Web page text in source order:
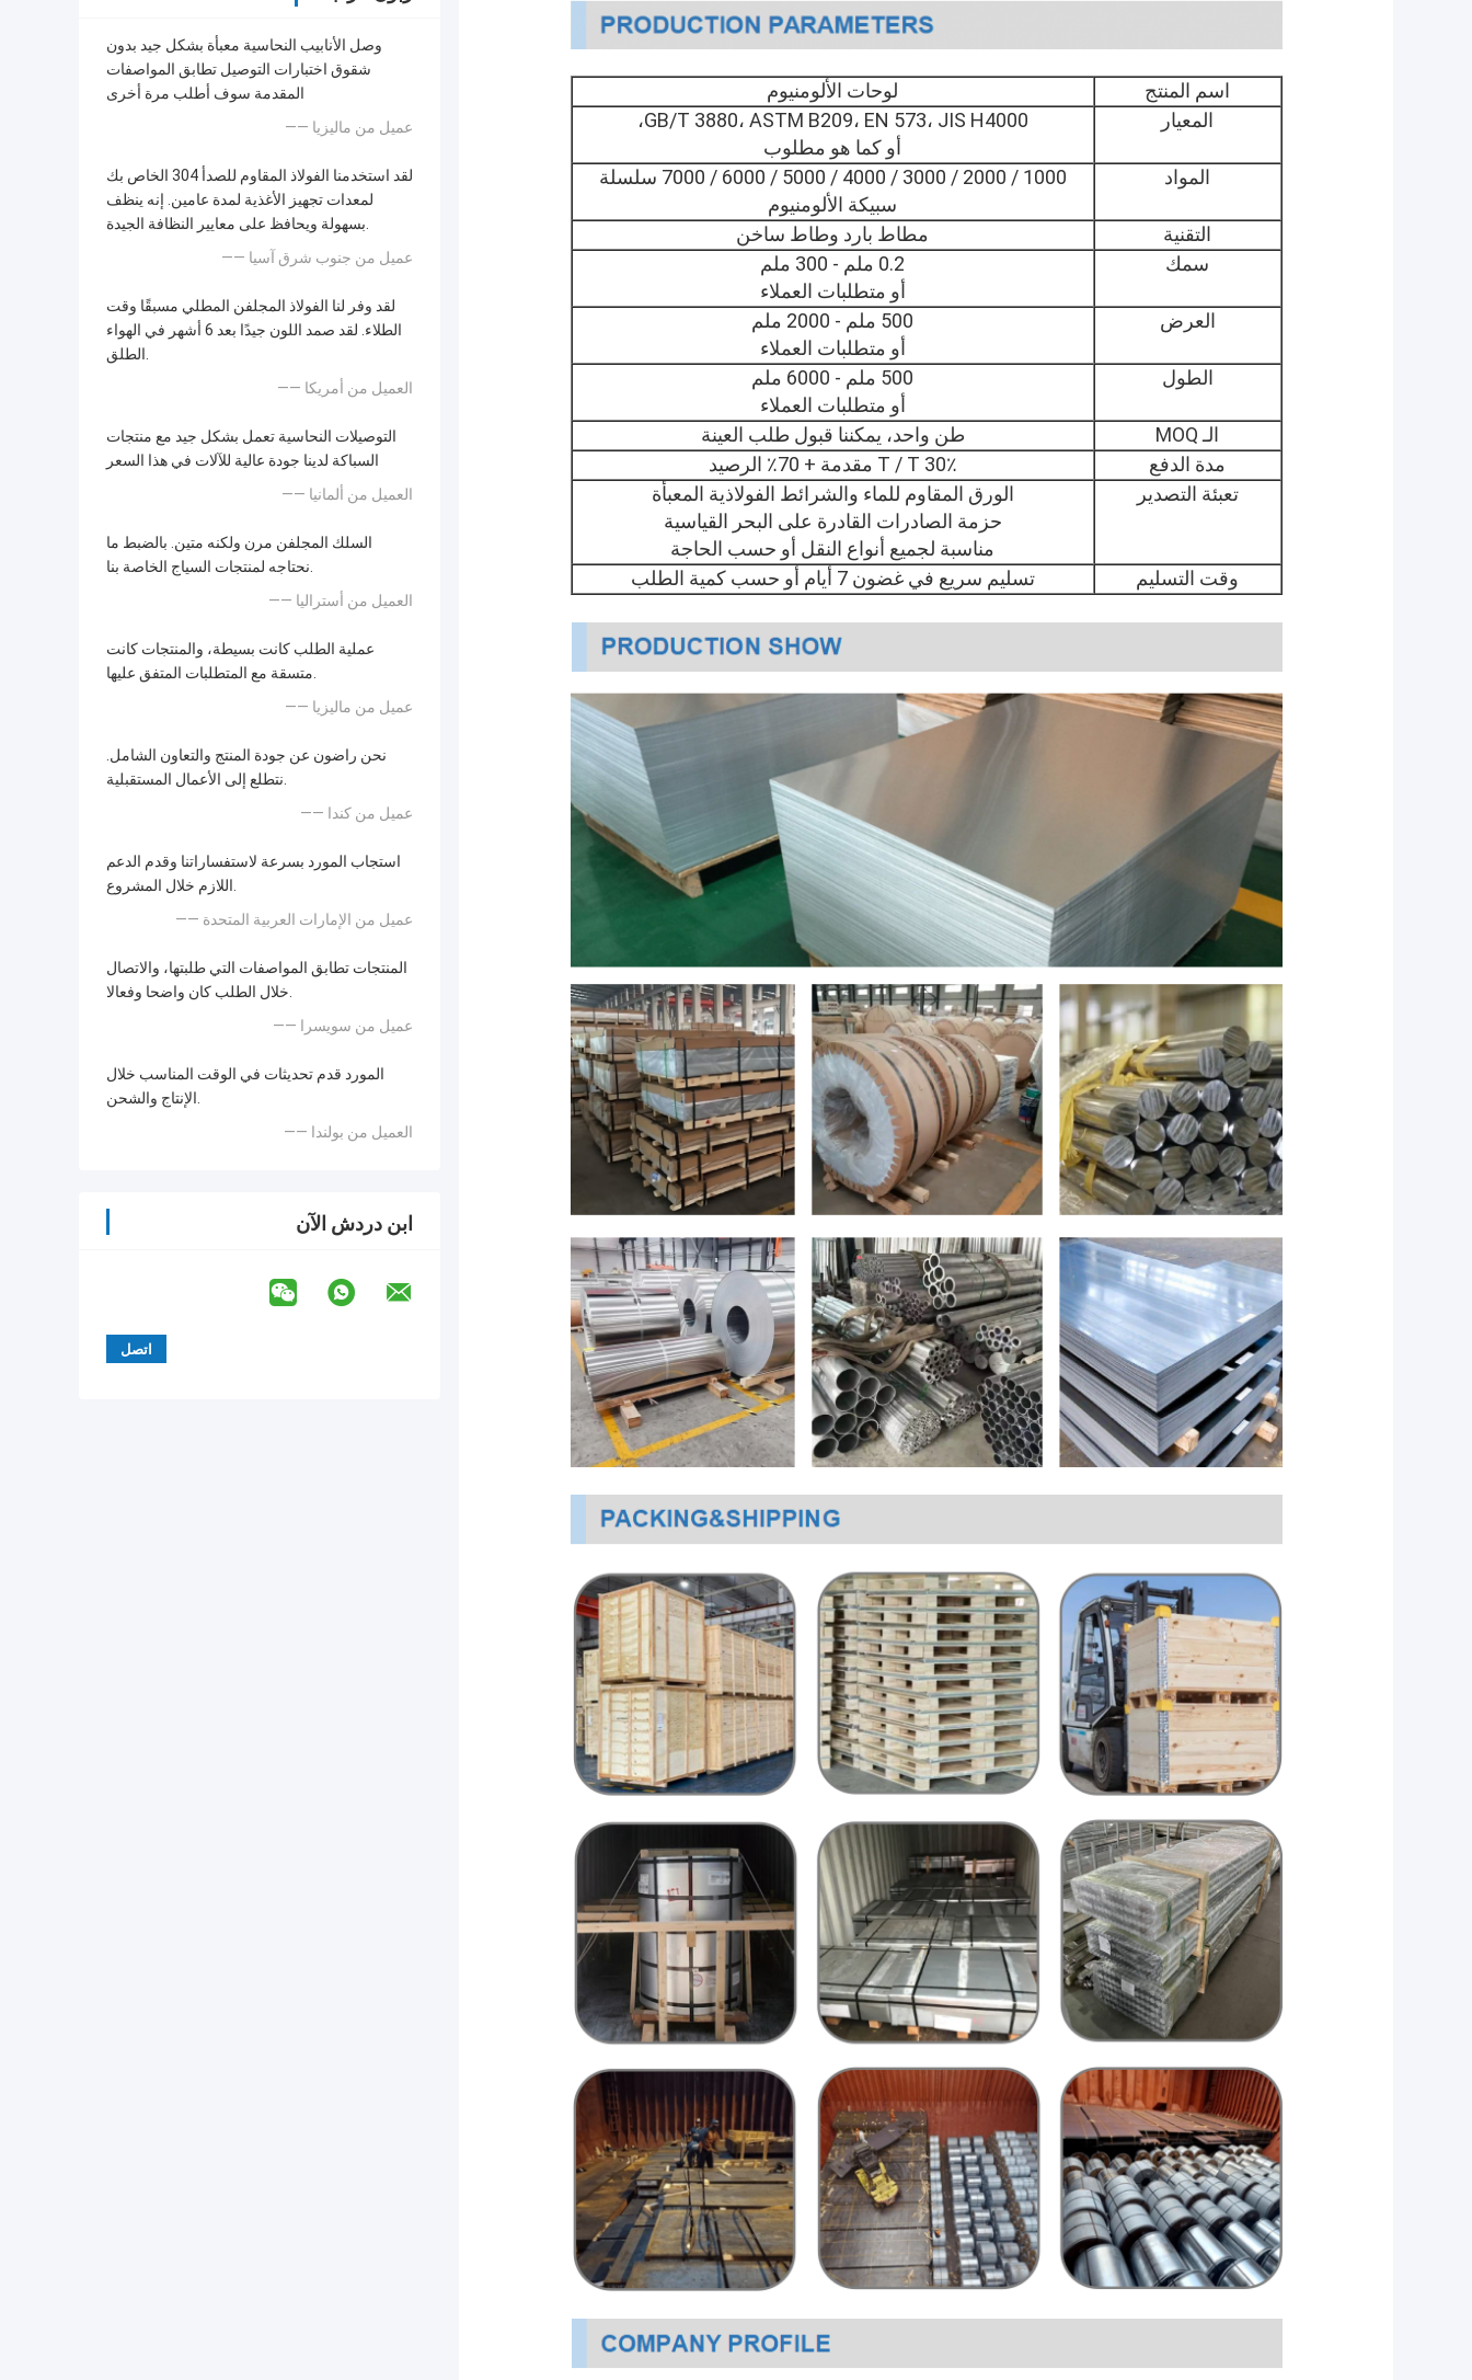
وصل الأنابيب النحاسية معبأة بشكل جيد بدون
شقوق اختبارات التوصيل تطابق المواصفات
المقدمة سوف أطلب مرة أخرى
—— عميل من ماليزيا
لقد استخدمنا الفولاذ المقاوم للصدأ 304 الخاص بك
لمعدات تجهيز الأغذية لمدة عامين. إنه ينظف
بسهولة ويحافظ على معايير النظافة الجيدة.
—— عميل من جنوب شرق آسيا
لقد وفر لنا الفولاذ المجلفن المطلي مسبقًا وقت
الطلاء. لقد صمد اللون جيدًا بعد 6 أشهر في الهواء
الطلق.
—— العميل من أمريكا
التوصيلات النحاسية تعمل بشكل جيد مع منتجات
السباكة لدينا جودة عالية للآلات في هذا السعر
—— العميل من ألمانيا
السلك المجلفن مرن ولكنه متين. بالضبط ما
نحتاجه لمنتجات السياج الخاصة بنا.
—— العميل من أستراليا
عملية الطلب كانت بسيطة، والمنتجات كانت
متسقة مع المتطلبات المتفق عليها.
—— عميل من ماليزيا
نحن راضون عن جودة المنتج والتعاون الشامل.
نتطلع إلى الأعمال المستقبلية.
—— عميل من كندا
استجاب المورد بسرعة لاستفساراتنا وقدم الدعم
اللازم خلال المشروع.
—— عميل من الإمارات العربية المتحدة
المنتجات تطابق المواصفات التي طلبتها، والاتصال
خلال الطلب كان واضحا وفعالا.
—— عميل من سويسرا
المورد قدم تحديثات في الوقت المناسب خلال
الإنتاج والشحن.
—— العميل من بولندا
ابن دردش الآن
اسم المنتج
لوحات الألومنيوم
المعيار
GB/T 3880، ASTM B209، EN 573، JIS H4000،
أو كما هو مطلوب
المواد
1000 / 2000 / 3000 / 4000 / 5000 / 6000 / 7000 سلسلة
سبيكة الألومنيوم
التقنية
مطاط بارد وطاط ساخن
سمك
0.2 ملم - 300 ملم
أو متطلبات العملاء
العرض
500 ملم - 2000 ملم
أو متطلبات العملاء
الطول
500 ملم - 6000 ملم
أو متطلبات العملاء
الـ MOQ
طن واحد، يمكننا قبول طلب العينة
مدة الدفع
30٪ T / T مقدمة + 70٪ الرصيد
تعبئة التصدير
الورق المقاوم للماء والشرائط الفولاذية المعبأة
حزمة الصادرات القادرة على البحر القياسية
مناسبة لجميع أنواع النقل أو حسب الحاجة
وقت التسليم
تسليم سريع في غضون 7 أيام أو حسب كمية الطلب